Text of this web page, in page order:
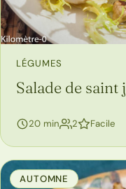
LÉGUMES
Salade de saint
20 min 2personnes
Facile
AUTOMNE